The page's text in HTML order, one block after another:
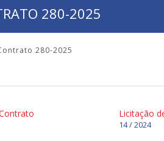
280-2025
280-2025
Licitação
14 / 2024